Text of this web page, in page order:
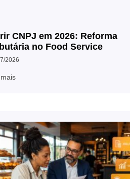
CNPJ em 2026: Reforma
no Food Service
2026